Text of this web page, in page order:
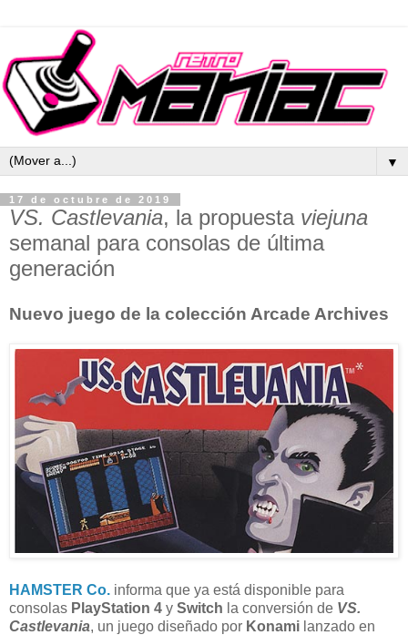
▼
17 de octubre de 2019
VS. Castlevania, la propuesta viejuna
semanal para consolas de última
generación
Nuevo juego de la colección Arcade Archives
HAMSTER Co. informa que ya está disponible para
consolas PlayStation 4 y Switch la conversión de VS.
Castlevania, un juego diseñado por Konami lanzado en